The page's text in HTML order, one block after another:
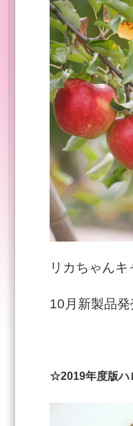
リカちゃん
10月新製品発
☆2019年度版ハ